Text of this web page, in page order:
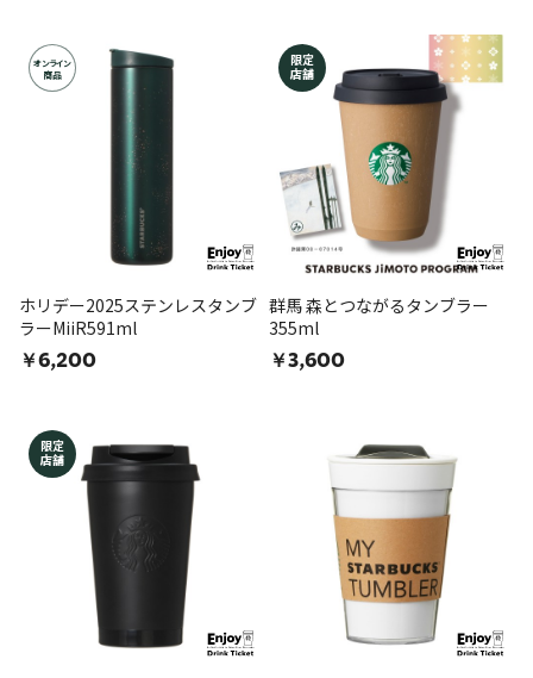
オンライン
商品
ホリデー2025ステンレスタンブ
ラーMiiR591ml
￥6,200
限定
店舗
群馬 森とつながるタンブラー
355ml
￥3,600
限定
店舗